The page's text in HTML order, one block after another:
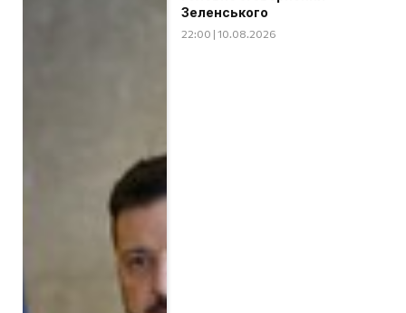
Зеленського
22:00 | 10.08.2026